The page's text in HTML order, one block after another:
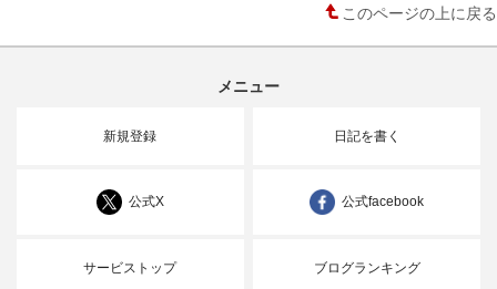
このページの上に戻る
メニュー
新規登録 日記を書く
公式X 公式facebook
サービストップ ブログランキング